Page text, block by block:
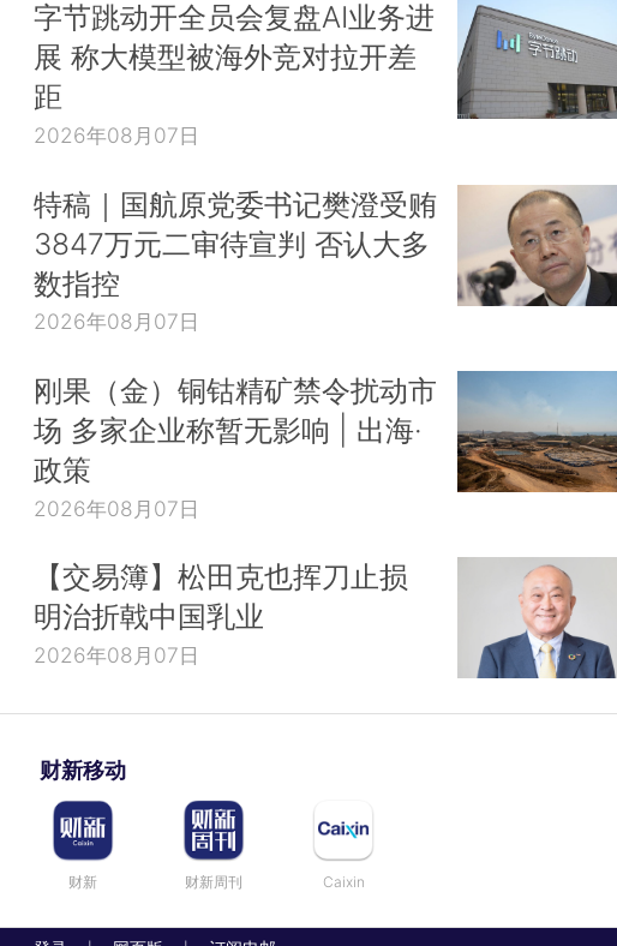
字节跳动开全员会复盘AI业务进
展 称大模型被海外竞对拉开差
距
2026年08月07日
特稿｜国航原党委书记樊澄受贿
3847万元二审待宣判 否认大多
数指控
2026年08月07日
刚果（金）铜钴精矿禁令扰动市
场 多家企业称暂无影响 | 出海·
政策
2026年08月07日
【交易簿】松田克也挥刀止损
明治折戟中国乳业
2026年08月07日
财新移动
财新 财新周刊 Caixin